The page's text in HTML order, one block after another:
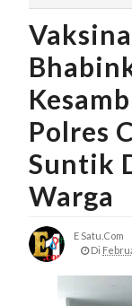
Polres
Suntik
Warga
E Satu.com
Di